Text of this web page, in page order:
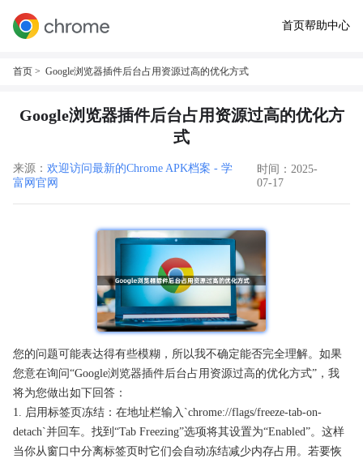
首页帮助中心
首页 > Google浏览器插件后台占用资源过高的优化方式
Google浏览器插件后台占用资源过高的优化方
式
来源： 欢迎访问最新的Chrome APK档案 - 学
富网官网
时间：2025-
07-17
您的问题可能表达得有些模糊，所以我不确定能否完全理解。如果
您意在询问“Google浏览器插件后台占用资源过高的优化方式”，我
将为您做出如下回答：
1. 启用标签页冻结：在地址栏输入`chrome://flags/freeze-tab-on-
detach`并回车。找到“Tab Freezing”选项将其设置为“Enabled”。这样
当你从窗口中分离标签页时它们会自动冻结减少内存占用。若要恢